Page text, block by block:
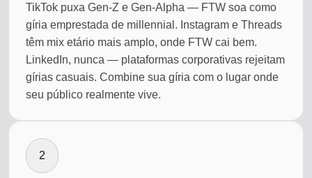
TikTok puxa Gen-Z e Gen-Alpha — FTW soa como
gíria emprestada de millennial. Instagram e Threads
têm mix etário mais amplo, onde FTW cai bem.
LinkedIn, nunca — plataformas corporativas rejeitam
gírias casuais. Combine sua gíria com o lugar onde
seu público realmente vive.
2